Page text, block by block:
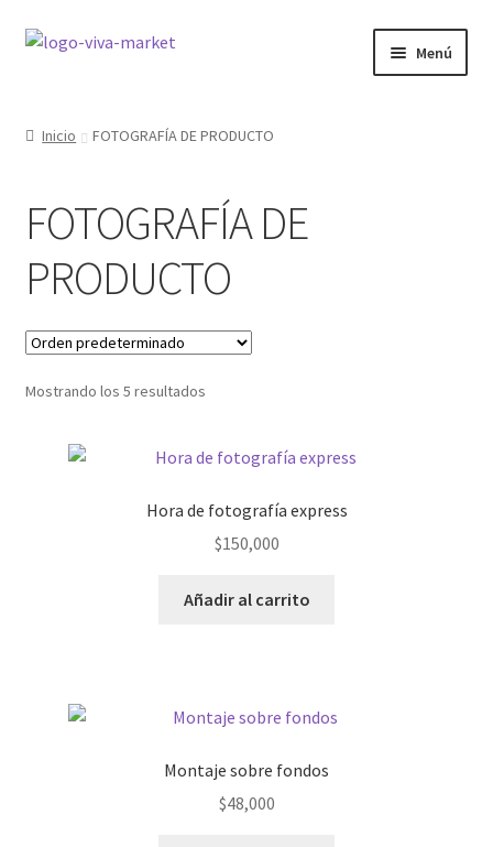
Ir
Ir
Menú
ECOMMERCE
SITIOS WEB
CURSOS
MI COMPRA
Inicio FOTOGRAFÍA DE PRODUCTO
FOTOGRAFÍA DE
PRODUCTO
Mostrando los 5 resultados
Hora de fotografía express
$150,000
Añadir al carrito
Montaje sobre fondos
$48,000